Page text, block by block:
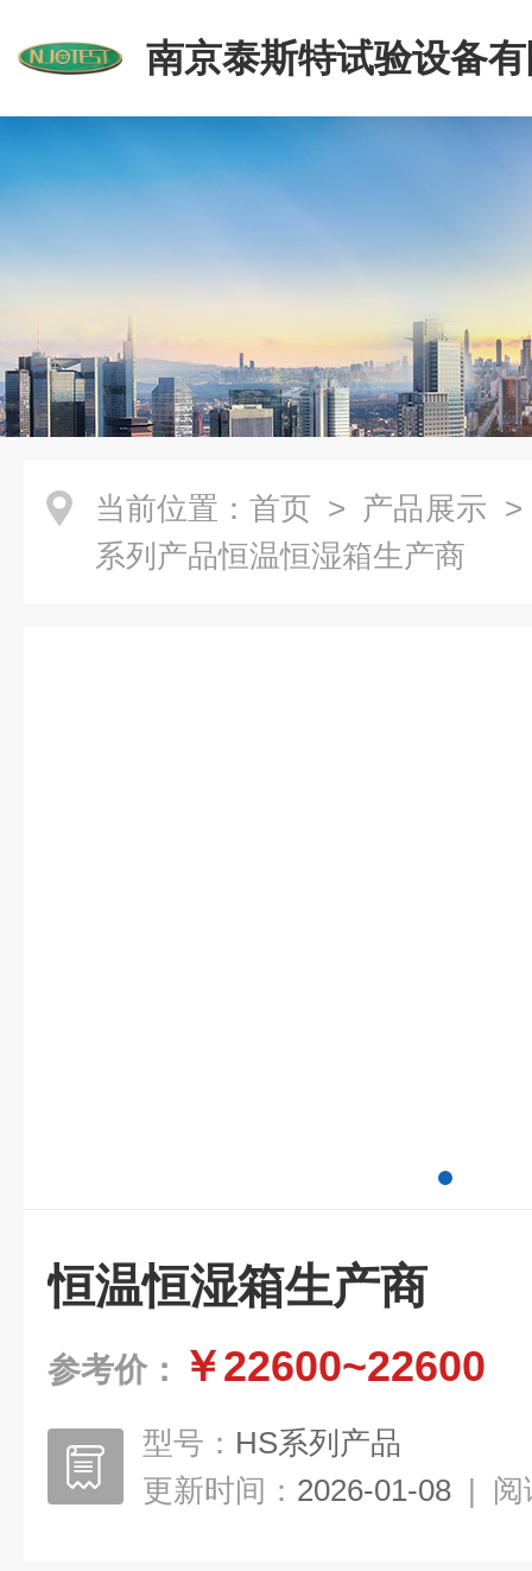
南京泰斯特试验设备
当前位置： 首页 > 产品展示
系列产品恒温恒湿箱生产商
恒温恒湿箱生产商
参考价： ￥22600~22600
型号： HS系列产品
更新时间： 2026-01-08 | 阅